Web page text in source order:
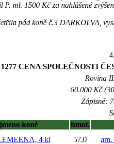
P. ml. 1500 Kč za nahlášené
pád koně č.3 DARKOLVA,
1277 CENA SPOLEČNOSTI
Rovina
60.000 Kč
Zápisné:
jméno koně
hmot.
4 kl 57,0